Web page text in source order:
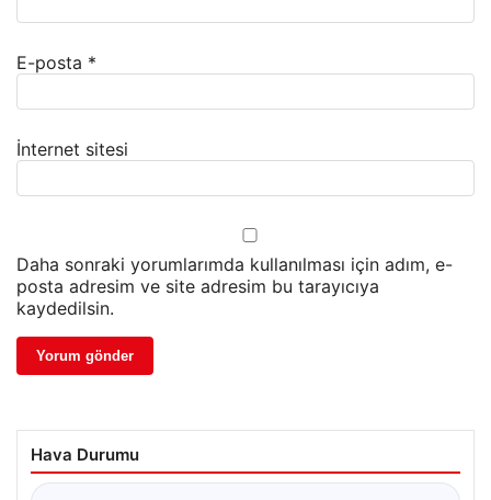
E-posta *
İnternet sitesi
Daha sonraki yorumlarımda kullanılması için adım, e-
posta adresim ve site adresim bu tarayıcıya
kaydedilsin.
Hava Durumu